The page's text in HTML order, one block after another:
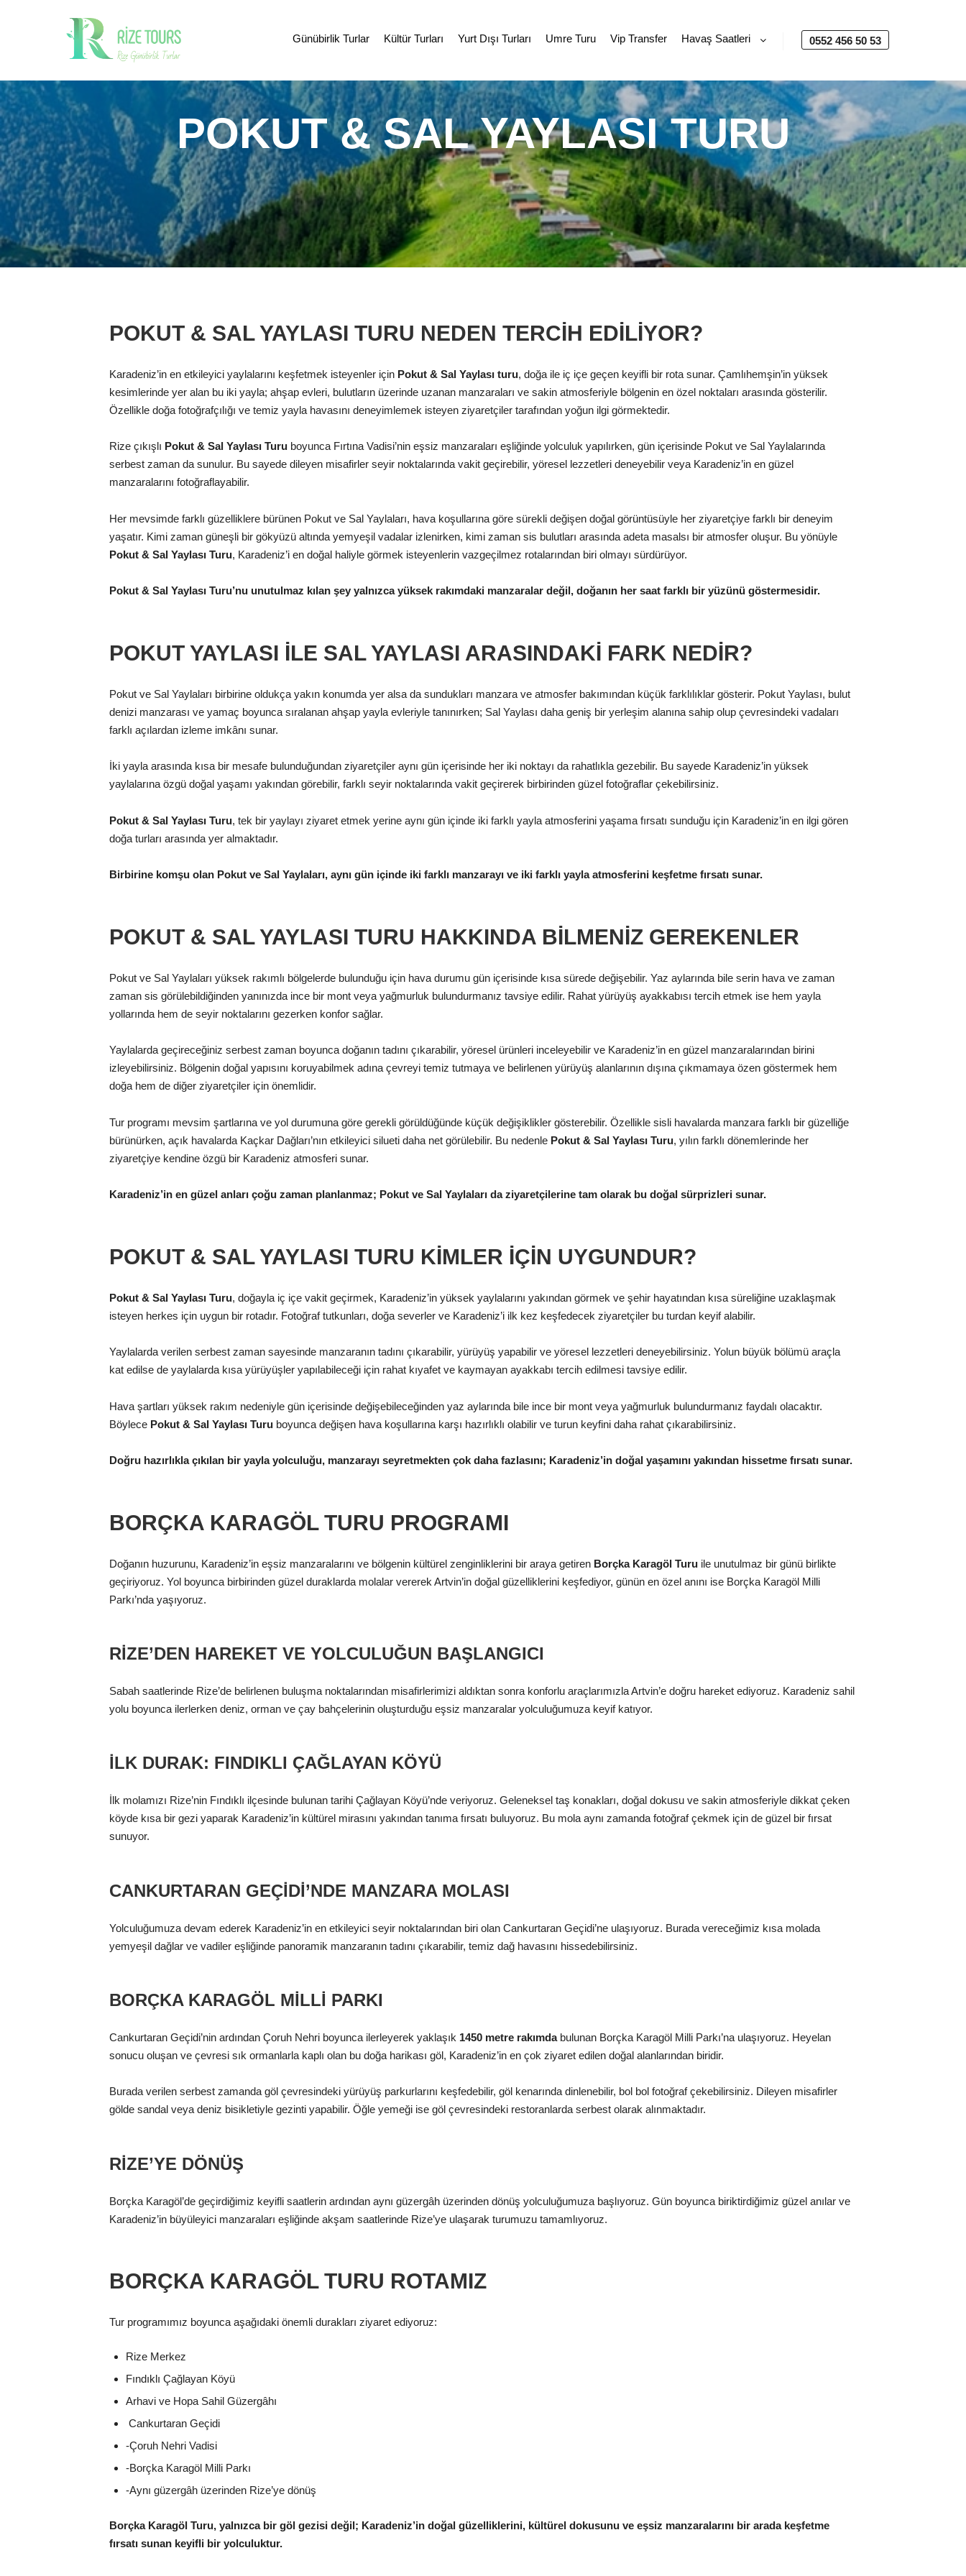
Günübirlik Turlar Kültür Turları Yurt Dışı Turları Umre Turu Vip Transfer Havaş Saatleri 0552 456 50 53
POKUT & SAL YAYLASI TURU
POKUT & SAL YAYLASI TURU NEDEN TERCIH EDILIYOR?
Karadeniz’in en etkileyici yaylalarını keşfetmek isteyenler için Pokut & Sal Yaylası turu, doğa ile iç içe geçen keyifli bir rota sunar. Çamlıhemşin’in yüksek
kesimlerinde yer alan bu iki yayla; ahşap evleri, bulutların üzerinde uzanan manzaraları ve sakin atmosferiyle bölgenin en özel noktaları arasında gösterilir.
Özellikle doğa fotoğrafçılığı ve temiz yayla havasını deneyimlemek isteyen ziyaretçiler tarafından yoğun ilgi görmektedir.
Rize çıkışlı Pokut & Sal Yaylası Turu boyunca Fırtına Vadisi’nin eşsiz manzaraları eşliğinde yolculuk yapılırken, gün içerisinde Pokut ve Sal Yaylalarında
serbest zaman da sunulur. Bu sayede dileyen misafirler seyir noktalarında vakit geçirebilir, yöresel lezzetleri deneyebilir veya Karadeniz’in en güzel
manzaralarını fotoğraflayabilir.
Her mevsimde farklı güzelliklere bürünen Pokut ve Sal Yaylaları, hava koşullarına göre sürekli değişen doğal görüntüsüyle her ziyaretçiye farklı bir deneyim
yaşatır. Kimi zaman güneşli bir gökyüzü altında yemyeşil vadalar izlenirken, kimi zaman sis bulutları arasında adeta masalsı bir atmosfer oluşur. Bu yönüyle
Pokut & Sal Yaylası Turu, Karadeniz’i en doğal haliyle görmek isteyenlerin vazgeçilmez rotalarından biri olmayı sürdürüyor.
Pokut & Sal Yaylası Turu’nu unutulmaz kılan şey yalnızca yüksek rakımdaki manzaralar değil, doğanın her saat farklı bir yüzünü göstermesidir.
POKUT YAYLASI ILE SAL YAYLASI ARASINDAKI FARK NEDIR?
Pokut ve Sal Yaylaları birbirine oldukça yakın konumda yer alsa da sundukları manzara ve atmosfer bakımından küçük farklılıklar gösterir. Pokut Yaylası, bulut
denizi manzarası ve yamaç boyunca sıralanan ahşap yayla evleriyle tanınırken; Sal Yaylası daha geniş bir yerleşim alanına sahip olup çevresindeki vadaları
farklı açılardan izleme imkânı sunar.
İki yayla arasında kısa bir mesafe bulunduğundan ziyaretçiler aynı gün içerisinde her iki noktayı da rahatlıkla gezebilir. Bu sayede Karadeniz’in yüksek
yaylalarına özgü doğal yaşamı yakından görebilir, farklı seyir noktalarında vakit geçirerek birbirinden güzel fotoğraflar çekebilirsiniz.
Pokut & Sal Yaylası Turu, tek bir yaylayı ziyaret etmek yerine aynı gün içinde iki farklı yayla atmosferini yaşama fırsatı sunduğu için Karadeniz’in en ilgi gören
doğa turları arasında yer almaktadır.
Birbirine komşu olan Pokut ve Sal Yaylaları, aynı gün içinde iki farklı manzarayı ve iki farklı yayla atmosferini keşfetme fırsatı sunar.
POKUT & SAL YAYLASI TURU HAKKINDA BILMENIZ GEREKENLER
Pokut ve Sal Yaylaları yüksek rakımlı bölgelerde bulunduğu için hava durumu gün içerisinde kısa sürede değişebilir. Yaz aylarında bile serin hava ve zaman
zaman sis görülebildiğinden yanınızda ince bir mont veya yağmurluk bulundurmanız tavsiye edilir. Rahat yürüyüş ayakkabısı tercih etmek ise hem yayla
yollarında hem de seyir noktalarını gezerken konfor sağlar.
Yaylalarda geçireceğiniz serbest zaman boyunca doğanın tadını çıkarabilir, yöresel ürünleri inceleyebilir ve Karadeniz’in en güzel manzaralarından birini
izleyebilirsiniz. Bölgenin doğal yapısını koruyabilmek adına çevreyi temiz tutmaya ve belirlenen yürüyüş alanlarının dışına çıkmamaya özen göstermek hem
doğa hem de diğer ziyaretçiler için önemlidir.
Tur programı mevsim şartlarına ve yol durumuna göre gerekli görüldüğünde küçük değişiklikler gösterebilir. Özellikle sisli havalarda manzara farklı bir güzelliğe
bürünürken, açık havalarda Kaçkar Dağları’nın etkileyici silueti daha net görülebilir. Bu nedenle Pokut & Sal Yaylası Turu, yılın farklı dönemlerinde her
ziyaretçiye kendine özgü bir Karadeniz atmosferi sunar.
Karadeniz’in en güzel anları çoğu zaman planlanmaz; Pokut ve Sal Yaylaları da ziyaretçilerine tam olarak bu doğal sürprizleri sunar.
POKUT & SAL YAYLASI TURU KIMLER İÇIN UYGUNDUR?
Pokut & Sal Yaylası Turu, doğayla iç içe vakit geçirmek, Karadeniz’in yüksek yaylalarını yakından görmek ve şehir hayatından kısa süreliğine uzaklaşmak
isteyen herkes için uygun bir rotadır. Fotoğraf tutkunları, doğa severler ve Karadeniz’i ilk kez keşfedecek ziyaretçiler bu turdan keyif alabilir.
Yaylalarda verilen serbest zaman sayesinde manzaranın tadını çıkarabilir, yürüyüş yapabilir ve yöresel lezzetleri deneyebilirsiniz. Yolun büyük bölümü araçla
kat edilse de yaylalarda kısa yürüyüşler yapılabileceği için rahat kıyafet ve kaymayan ayakkabı tercih edilmesi tavsiye edilir.
Hava şartları yüksek rakım nedeniyle gün içerisinde değişebileceğinden yaz aylarında bile ince bir mont veya yağmurluk bulundurmanız faydalı olacaktır.
Böylece Pokut & Sal Yaylası Turu boyunca değişen hava koşullarına karşı hazırlıklı olabilir ve turun keyfini daha rahat çıkarabilirsiniz.
Doğru hazırlıkla çıkılan bir yayla yolculuğu, manzarayı seyretmekten çok daha fazlasını; Karadeniz’in doğal yaşamını yakından hissetme fırsatı sunar.
BORÇKA KARAGÖL TURU PROGRAMI
Doğanın huzurunu, Karadeniz’in eşsiz manzaralarını ve bölgenin kültürel zenginliklerini bir araya getiren Borçka Karagöl Turu ile unutulmaz bir günü birlikte
geçiriyoruz. Yol boyunca birbirinden güzel duraklarda molalar vererek Artvin’in doğal güzelliklerini keşfediyor, günün en özel anını ise Borçka Karagöl Milli
Parkı’nda yaşıyoruz.
RIZE’DEN HAREKET VE YOLCULUĞUN BAŞLANGICI
Sabah saatlerinde Rize’de belirlenen buluşma noktalarından misafirlerimizi aldıktan sonra konforlu araçlarımızla Artvin’e doğru hareket ediyoruz. Karadeniz sahil
yolu boyunca ilerlerken deniz, orman ve çay bahçelerinin oluşturduğu eşsiz manzaralar yolculuğumuza keyif katıyor.
İLK DURAK: FINDIKLI ÇAĞLAYAN KÖYÜ
İlk molamızı Rize’nin Fındıklı ilçesinde bulunan tarihi Çağlayan Köyü’nde veriyoruz. Geleneksel taş konakları, doğal dokusu ve sakin atmosferiyle dikkat çeken
köyde kısa bir gezi yaparak Karadeniz’in kültürel mirasını yakından tanıma fırsatı buluyoruz. Bu mola aynı zamanda fotoğraf çekmek için de güzel bir fırsat
sunuyor.
CANKURTARAN GEÇIDI’NDE MANZARA MOLASI
Yolculuğumuza devam ederek Karadeniz’in en etkileyici seyir noktalarından biri olan Cankurtaran Geçidi’ne ulaşıyoruz. Burada vereceğimiz kısa molada
yemyeşil dağlar ve vadiler eşliğinde panoramik manzaranın tadını çıkarabilir, temiz dağ havasını hissedebilirsiniz.
BORÇKA KARAGÖL MILLI PARKI
Cankurtaran Geçidi’nin ardından Çoruh Nehri boyunca ilerleyerek yaklaşık 1450 metre rakımdabulunan Borçka Karagöl Milli Parkı’na ulaşıyoruz. Heyelan
sonucu oluşan ve çevresi sık ormanlarla kaplı olan bu doğa harikası göl, Karadeniz’in en çok ziyaret edilen doğal alanlarından biridir.
Burada verilen serbest zamanda göl çevresindeki yürüyüş parkurlarını keşfedebilir, göl kenarında dinlenebilir, bol bol fotoğraf çekebilirsiniz. Dileyen misafirler
gölde sandal veya deniz bisikletiyle gezinti yapabilir. Öğle yemeği ise göl çevresindeki restoranlarda serbest olarak alınmaktadır.
RIZE’YE DÖNÜŞ
Borçka Karagöl’de geçirdiğimiz keyifli saatlerin ardından aynı güzergâh üzerinden dönüş yolculuğumuza başlıyoruz. Gün boyunca biriktirdiğimiz güzel anılar ve
Karadeniz’in büyüleyici manzaraları eşliğinde akşam saatlerinde Rize’ye ulaşarak turumuzu tamamlıyoruz.
BORÇKA KARAGÖL TURU ROTAMIZ
Tur programımız boyunca aşağıdaki önemli durakları ziyaret ediyoruz:
Rize Merkez
Fındıklı Çağlayan Köyü
Arhavi ve Hopa Sahil Güzergâhı
Cankurtaran Geçidi
-Çoruh Nehri Vadisi
-Borçka Karagöl Milli Parkı
-Aynı güzergâh üzerinden Rize’ye dönüş
Borçka Karagöl Turu, yalnızca bir göl gezisi değil; Karadeniz’in doğal güzelliklerini, kültürel dokusunu ve eşsiz manzaralarını bir arada keşfetme
fırsatı sunan keyifli bir yolculuktur.